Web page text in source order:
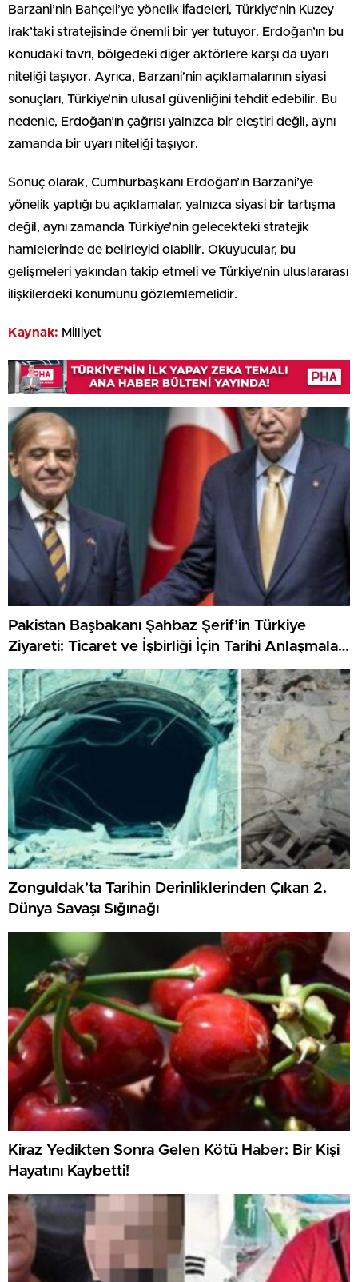
Barzani’nin Bahçeli’ye yönelik ifadeleri, Türkiye’nin Kuzey
Irak’taki stratejisinde önemli bir yer tutuyor. Erdoğan’ın bu
konudaki tavrı, bölgedeki diğer aktörlere karşı da uyarı
niteliği taşıyor. Ayrıca, Barzani’nin açıklamalarının siyasi
sonuçları, Türkiye’nin ulusal güvenliğini tehdit edebilir. Bu
nedenle, Erdoğan’ın çağrısı yalnızca bir eleştiri değil, aynı
zamanda bir uyarı niteliği taşıyor.
Sonuç olarak, Cumhurbaşkanı Erdoğan’ın Barzani’ye
yönelik yaptığı bu açıklamalar, yalnızca siyasi bir tartışma
değil, aynı zamanda Türkiye’nin gelecekteki stratejik
hamlelerinde de belirleyici olabilir. Okuyucular, bu
gelişmeleri yakından takip etmeli ve Türkiye’nin uluslararası
ilişkilerdeki konumunu gözlemlemelidir.
Kaynak: Milliyet
Pakistan Başbakanı Şahbaz Şerif’in Türkiye
Ziyareti: Ticaret ve İşbirliği İçin Tarihi Anlaşmalar
Bekleniyor
Zonguldak’ta Tarihin Derinliklerinden Çıkan 2.
Dünya Savaşı Sığınağı
Kiraz Yedikten Sonra Gelen Kötü Haber: Bir Kişi
Hayatını Kaybetti!